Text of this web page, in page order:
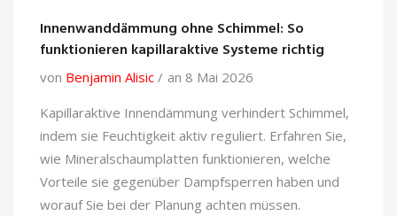
Innenwanddämmung ohne Schimmel: So
funktionieren kapillaraktive Systeme richtig
von Benjamin Alisic
an 8 Mai 2026
Kapillaraktive Innendämmung verhindert Schimmel,
indem sie Feuchtigkeit aktiv reguliert. Erfahren Sie,
wie Mineralschaumplatten funktionieren, welche
Vorteile sie gegenüber Dampfsperren haben und
worauf Sie bei der Planung achten müssen.